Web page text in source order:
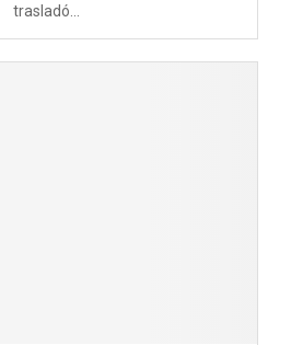
trasladó...